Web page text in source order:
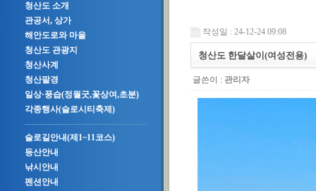
청산도 소개
관공서, 상가
해안도로와 마을
청산도 관광지
청산사계
청산팔경
일상·풍습(정월굿,꽃상여,초분)
각종행사(슬로시티축제)
슬로길안내(제1~11코스)
등산안내
낚시안내
펜션안내
작성일 : 24-12-24 09:08
청산도 한달살이(여성전용)
글쓴이 : 관리자